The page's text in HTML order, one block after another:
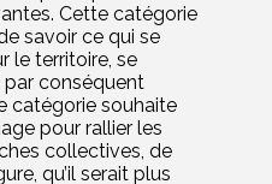
Cette catégorie
savoir ce qui se
le territoire, se
conséquent
catégorie souhaite
pour rallier les
collectives, de
qu’il serait plus